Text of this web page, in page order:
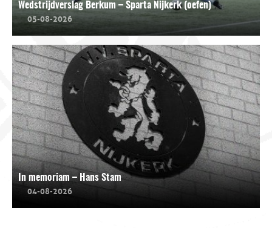
Wedstrijdverslag Berkum – Sparta Nijkerk (oefen)
05-08-2026
In memoriam – Hans Stam
04-08-2026